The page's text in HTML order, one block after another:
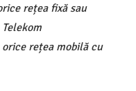
rețea fixă sau
rețea mobilă cu